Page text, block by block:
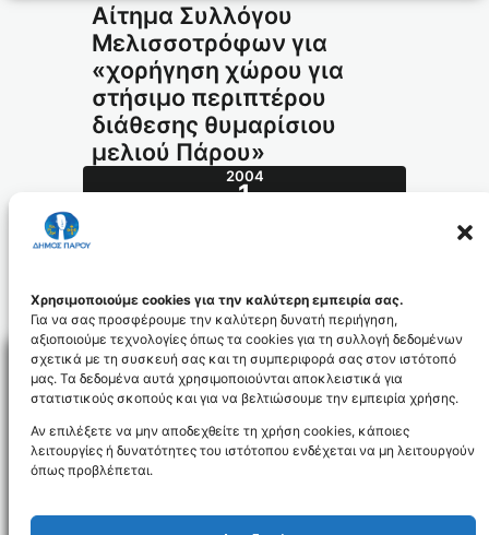
Χρησιμοποιούμε cookies για την καλύτερη εμπειρία σας.
Για να σας προσφέρουμε την καλύτερη δυνατή περιήγηση,
αξιοποιούμε τεχνολογίες όπως τα cookies για τη συλλογή δεδομένων
σχετικά με τη συσκευή σας και τη συμπεριφορά σας στον ιστότοπό
μας. Τα δεδομένα αυτά χρησιμοποιούνται αποκλειστικά για
στατιστικούς σκοπούς και για να βελτιώσουμε την εμπειρία χρήσης.
Αν επιλέξετε να μην αποδεχθείτε τη χρήση cookies, κάποιες
λειτουργίες ή δυνατότητες του ιστότοπου ενδέχεται να μη λειτουργούν
όπως προβλέπεται.
Αίτημα Συλλόγου
Μελισσοτρόφων για
«χορήγηση χώρου για
στήσιμο περιπτέρου
διάθεσης θυμαρίσιου
μελιού Πάρου»
2004
1
85.2004_id650
NEWSLETTER